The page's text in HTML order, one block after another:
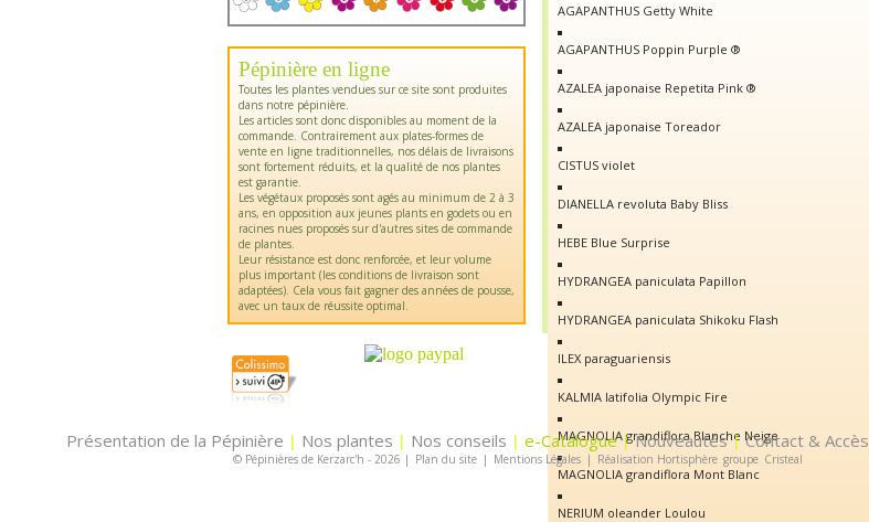
Pépinière en ligne
Toutes les plantes vendues sur ce site sont produites
dans notre pépinière.
Les articles sont donc disponibles au moment de la
commande. Contrairement aux plates-formes de
vente en ligne traditionnelles, nos délais de livraisons
sont fortement réduits, et la qualité de nos plantes
est garantie.
Les végétaux proposés sont agés au minimum de 2 à 3
ans, en opposition aux jeunes plants en godets ou en
racines nues proposés sur d'autres sites de commande
de plantes.
Leur résistance est donc renforcée, et leur volume
plus important (les conditions de livraison sont
adaptées). Cela vous fait gagner des années de pousse,
avec un taux de réussite optimal.
AGAPANTHUS Getty White
AGAPANTHUS Poppin Purple ®
AZALEA japonaise Repetita Pink ®
AZALEA japonaise Toreador
CISTUS violet
DIANELLA revoluta Baby Bliss
HEBE Blue Surprise
HYDRANGEA paniculata Papillon
HYDRANGEA paniculata Shikoku Flash
ILEX paraguariensis
KALMIA latifolia Olympic Fire
MAGNOLIA grandiflora Blanche Neige
MAGNOLIA grandiflora Mont Blanc
NERIUM oleander Loulou
Présentation de la Pépinière | Nos plantes | Nos conseils | e-Catalogue|Nouveautés| Contact & Accès
© Pépinières de Kerzarc'h - 2026 | Plan du site | Mentions Légales | Réalisation Hortisphère groupe Cristeal